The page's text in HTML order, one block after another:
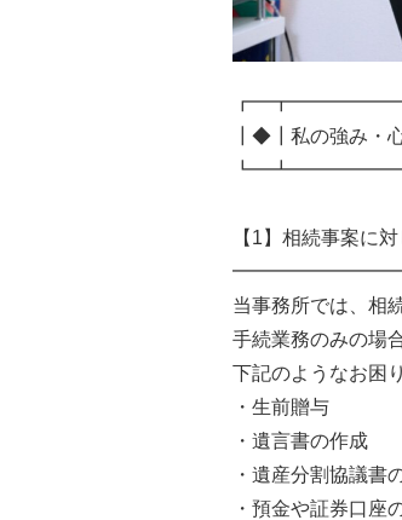
┃◆┃私の強み・
【1】相続事案に
当事務所では、相
手続業務のみの場
下記のようなお困
・生前贈与
・遺言書の作成
・遺産分割協議書
・預金や証券口座